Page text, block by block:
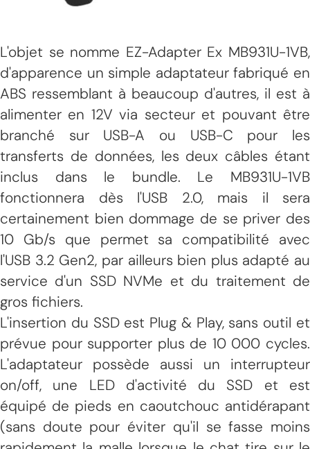
L'objet se nomme EZ-Adapter Ex MB931U-1VB,
d'apparence un simple adaptateur fabriqué en
ABS ressemblant à beaucoup d'autres, il est à
alimenter en 12V via secteur et pouvant être
branché sur USB-A ou USB-C pour les
transferts de données, les deux câbles étant
inclus dans le bundle. Le MB931U-1VB
fonctionnera dès l'USB 2.0, mais il sera
certainement bien dommage de se priver des
10 Gb/s que permet sa compatibilité avec
l'USB 3.2 Gen2, par ailleurs bien plus adapté au
service d'un SSD NVMe et du traitement de
gros fichiers.
L'insertion du SSD est Plug & Play, sans outil et
prévue pour supporter plus de 10 000 cycles.
L'adaptateur possède aussi un interrupteur
on/off, une LED d'activité du SSD et est
équipé de pieds en caoutchouc antidérapant
(sans doute pour éviter qu'il se fasse moins